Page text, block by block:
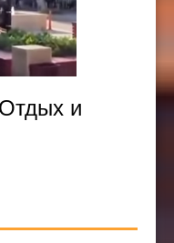
и
в
Белеке
и